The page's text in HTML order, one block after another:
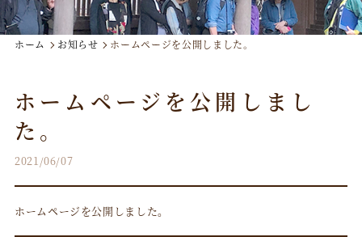
ホーム お知らせ ホームページを公開しました。
ホームページを公開しまし
た。
2021/06/07
ホームページを公開しました。